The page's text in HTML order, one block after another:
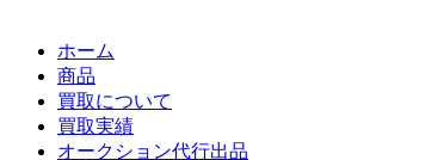
ホーム
商品
買取について
買取実績
オークション代行出品